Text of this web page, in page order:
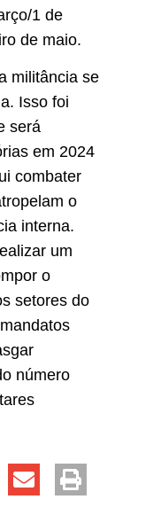
1 de
de maio.
militância se
Isso foi
será
em 2024
combater
o
interna.
um
o
setores do
número